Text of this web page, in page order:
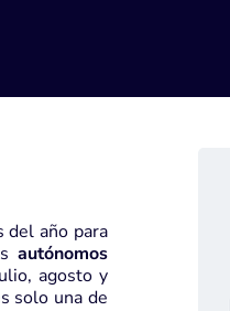
del año para
autónomos
agosto y
solo una de